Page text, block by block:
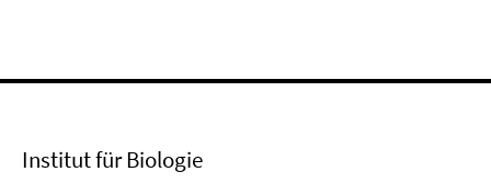
Institut für Biologie